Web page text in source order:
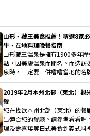
山形、藏王美食推薦！精選8家
牛、在地料理晚餐指南
山形藏王溫泉是擁有1900多年
點，因美膚溫泉而聞名。而造訪
泉時，一定要一併嚐嚐當地的名
為您介紹了8家山形市內的推薦
山形牛的特色──濃郁的紅肉
2019年2月本州北部（東北）觀
餐
您在找欲本州北部（東北）的餐
出適合您的餐廳。請參考看看喔
理及壽喜燒等日式美食到義式料